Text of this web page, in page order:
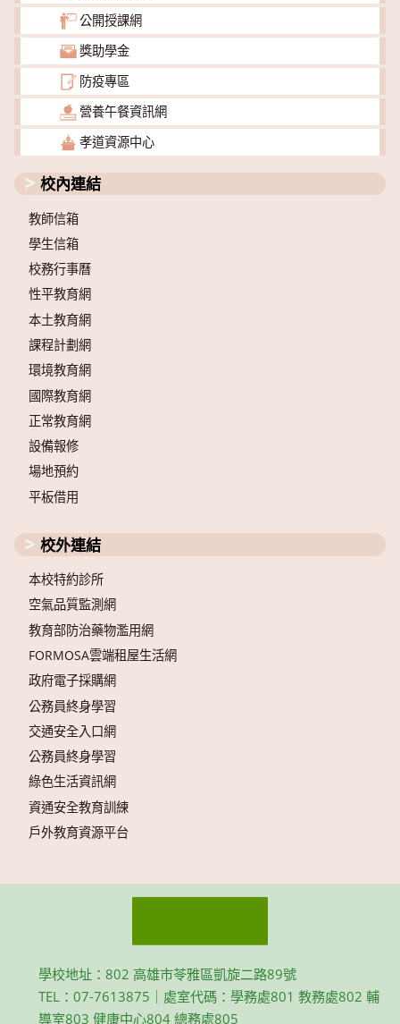
公開授課網
獎助學金
防疫專區
營養午餐資訊網
孝道資源中心
校內連結
教師信箱
學生信箱
校務行事曆
性平教育網
本土教育網
課程計劃網
環境教育網
國際教育網
正常教育網
設備報修
場地預約
平板借用
校外連結
本校特約診所
空氣品質監測網
教育部防治藥物濫用網
FORMOSA雲端租屋生活網
政府電子採購網
公務員終身學習
交通安全入口網
公務員終身學習
綠色生活資訊網
資通安全教育訓練
戶外教育資源平台
學校地址：802 高雄市苓雅區凱旋二路89號
TEL：07-7613875｜處室代碼：學務處801 教務處802 輔
導室803 健康中心804 總務處805